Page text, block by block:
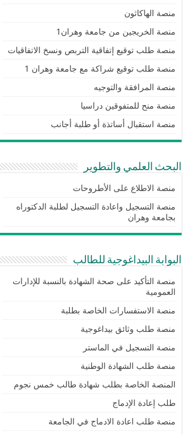
منصة الهاكاثون
منصة الخريجين من جامعة وهران1
منصة طلب توقيع إتفاقية التربص ونسخ الاتفاقيات
منصة طلب توقيع شراكة مع جامعة وهران 1
منصة المرافقة والتوجيه
منصة منح للمتفوقين دراسيا
منصة استقبال أساتذة أو طلبة أجانب
البحث العلمي والتطوير
منصة الاطلاع على الأطروحات
منصة التسجيل واعادة التسجيل لطلبة الدكتوراه
بجامعة وهران
البوابة البيداغوجية للطالب
منصة التأكيد على صحة الشهادة بالنسبة للإدارات
العمومية
منصة الاستفسارات الخاصة بطلبة
منصة طلب وثائق بيداغوجية
منصة التسجيل في الماستر
منصة طلب الشهادة الوطنية
المنصة الخاصة بطلب شهادة طالب خمس نجوم
طلب إعادة الإدماج
منصة طلب اعادة الادماج في الجامعة